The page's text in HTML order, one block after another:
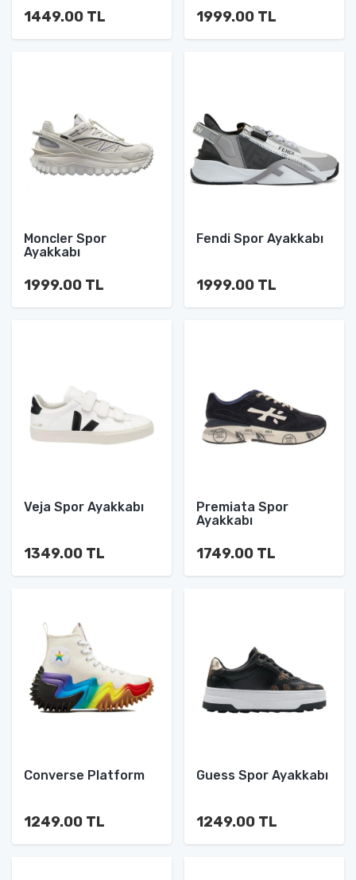
1449.00 TL 1999.00 TL
Moncler Spor
Ayakkabı
1999.00 TL
Fendi Spor Ayakkabı
1999.00 TL
Veja Spor Ayakkabı
1349.00 TL
Premiata Spor
Ayakkabı
1749.00 TL
Converse Platform
1249.00 TL
Guess Spor Ayakkabı
1249.00 TL